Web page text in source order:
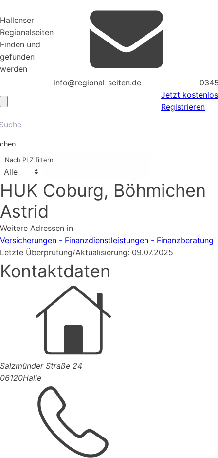
Hallenser
Regionalseiten
Finden und
gefunden
werden
info@regional-seiten.de
Jetzt kostenlos
Registrieren
Nach PLZ filtern
HUK Coburg, Böhmichen
Astrid
Weitere Adressen in
Versicherungen - Finanzdienstleistungen - Finanzberatung
Letzte Überprüfung/Aktualisierung: 09.07.2025
Kontaktdaten
Salzmünder Straße 24
06120Halle